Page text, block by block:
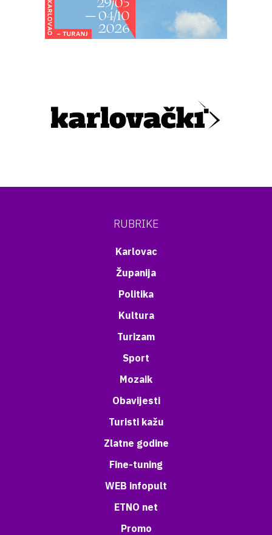
RUBRIKE
Karlovac
Županija
Politika
Kultura
Turizam
Sport
Mozaik
Obavijesti
Turisti kažu
Zlatne godine
Fine-tuning
WEB infopult
ETNO net
Promo